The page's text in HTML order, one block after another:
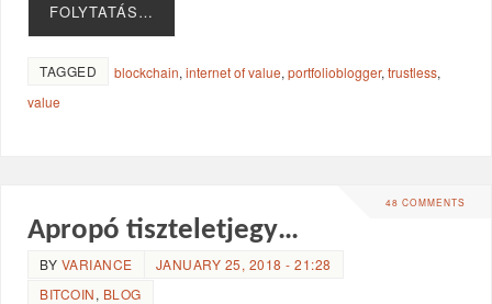
FOLYTATÁS…
TAGGED blockchain,internet of value,portfolioblogger,trustless,
value
48 COMMENTS
Apropó tiszteletjegy…
BY VARIANCE
JANUARY 25, 2018 - 21:28
BITCOIN, BLOG